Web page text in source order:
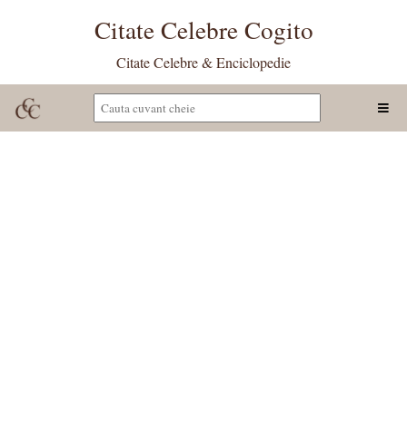
Citate Celebre Cogito
Citate Celebre & Enciclopedie